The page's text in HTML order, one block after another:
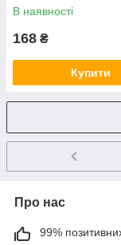
В наявності
168 ₴
Купити
Про нас
99%